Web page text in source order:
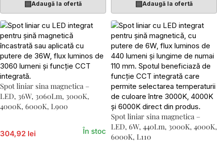
▤Adaugă la ofertă ▤Adaugă la ofertă
Spot liniar sina magnetica –
LED, 36W, 3060Lm, 3000K,
4000K, 6000K, L900
304,92 lei În stoc
Spot liniar sina magnetica –
LED, 6W, 440Lm, 3000K, 4000K,
6000K, L110